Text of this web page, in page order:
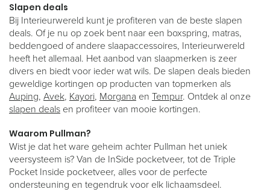
Slapen deals
Bij Interieurwereld kunt je profiteren van de beste slapen
deals. Of je nu op zoek bent naar een boxspring, matras,
beddengoed of andere slaapaccessoires, Interieurwereld
heeft het allemaal. Het aanbod van slaapmerken is zeer
divers en biedt voor ieder wat wils. De slapen deals bieden
geweldige kortingen op producten van topmerken als
Auping, Avek, Kayori, Morgana en Tempur. Ontdek al onze
slapen deals en profiteer van mooie kortingen.
Waarom Pullman?
Wist je dat het ware geheim achter Pullman het uniek
veersysteem is? Van de InSide pocketveer, tot de Triple
Pocket Inside pocketveer, alles voor de perfecte
ondersteuning en tegendruk voor elk lichaamsdeel.